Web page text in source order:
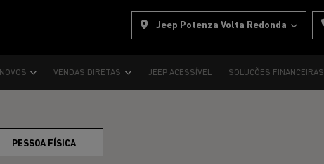
Jeep Potenza Volta Redonda
NOVOS VENDAS DIRETAS JEEP ACESSÍVEL SOLUÇÕES FINANCEIRAS
PESSOA FÍSICA